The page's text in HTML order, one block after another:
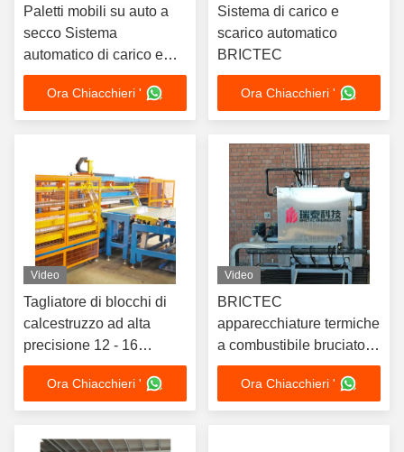
Paletti mobili su auto a
secco Sistema
automatico di carico e
scarico Imballaggio in
mattoni
Ora Chiacchieri '
Sistema di carico e
scarico automatico
BRICTEC
Ora Chiacchieri '
Video
Tagliatore di blocchi di
calcestruzzo ad alta
precisione 12 - 16
volte/min Tagliatore di
mattoni quadri a doppio
filo
Ora Chiacchieri '
Video
BRICTEC
apparecchiature termiche
a combustibile bruciatore
di olio pesante
commutabile per il
controllo della
Ora Chiacchieri '